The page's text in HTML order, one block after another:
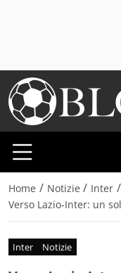
Home / Notizie / Inter /
Verso Lazio-Inter: un
Inter Notizie